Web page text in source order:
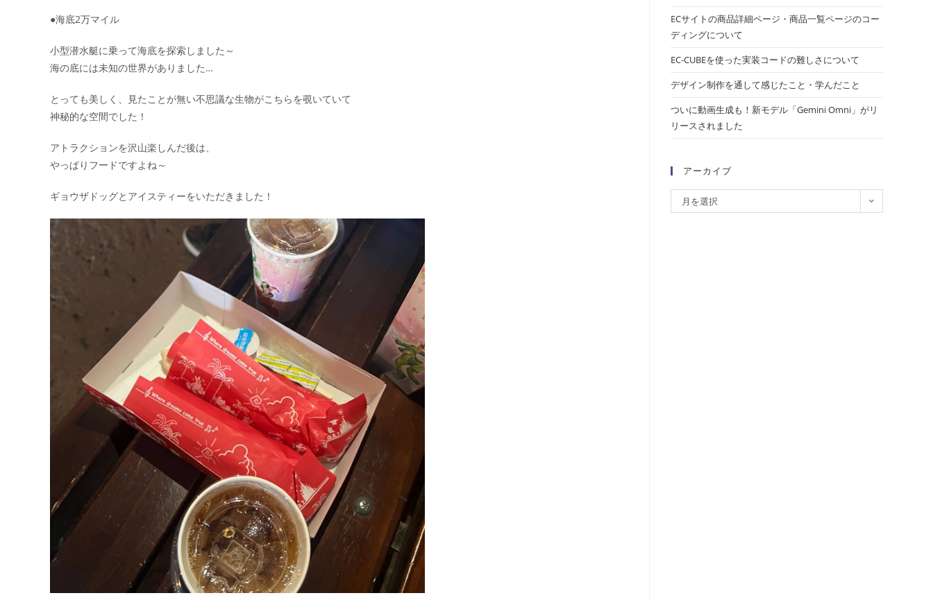
●海底2万マイル
小型潜水艇に乗って海底を探索しました～
海の底には未知の世界がありました…
とっても美しく、見たことが無い不思議な生物がこちらを覗いていて
神秘的な空間でした！
アトラクションを沢山楽しんだ後は、
やっぱりフードですよね～
ギョウザドッグとアイスティーをいただきました！
ECサイトの商品詳細ページ・商品一覧ページのコー
ディングについて
EC-CUBEを使った実装コードの難しさについて
デザイン制作を通して感じたこと・学んだこと
ついに動画生成も！新モデル「Gemini Omni」がリ
リースされました
アーカイブ
月を選択